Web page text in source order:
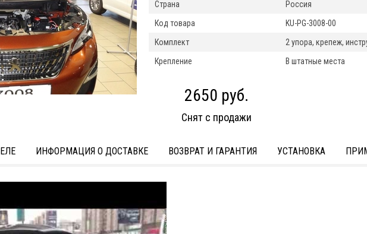
2650 руб.
Снят с продажи
Страна
Россия
Код товара
KU-PG-3008-00
Комплект
2 упора, крепеж,
Крепление
В штатные места
ИНФОРМАЦИЯ О ДОСТАВКЕ ВОЗВРАТ И ГАРАНТИЯ УСТАНОВКА